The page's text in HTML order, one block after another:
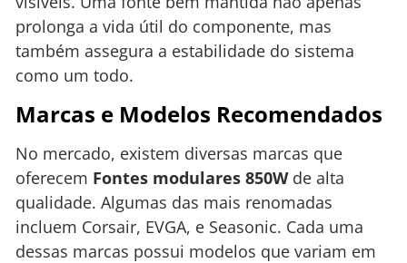
prolonga a vida útil do componente, mas
também assegura a estabilidade do sistema
como um todo.
Marcas e Modelos Recomendados
No mercado, existem diversas marcas que
oferecem Fontes modulares 850Wde alta
qualidade. Algumas das mais renomadas
incluem Corsair, EVGA, e Seasonic. Cada uma
dessas marcas possui modelos que variam em